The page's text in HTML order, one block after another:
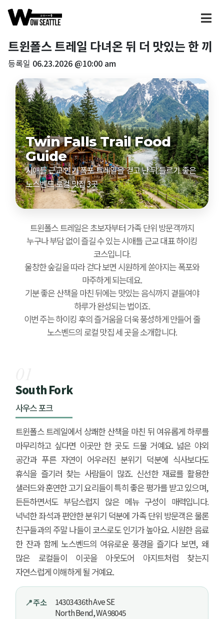
트윈폴스 트레일 다녀온 뒤 더 맛있는 한 끼
등록일 06.23.2026 @10:00 am
Twin Falls Trail Food
Guide
시애틀 근교 인기 폭포 트레일을 걷고 난 뒤 들르기 좋은
노스벤드 로컬 맛집 3곳
트윈폴스 트레일은 초보자부터 가족 단위 방문객까지
누구나 부담 없이 즐길 수 있는 시애틀 근교 대표 하이킹
코스입니다.
울창한 숲길을 따라 걷다 보면 시원하게 쏟아지는 폭포와
마주하게 되는데요.
기분 좋은 산책을 마친 뒤에는 맛있는 음식까지 곁들여야
하루가 완성되는 법이죠.
이번 주는 하이킹 후의 즐거움을 더욱 풍성하게 만들어 줄
노스벤드의 로컬 맛집 세 곳을 소개합니다.
South Fork
사우스 포크
트윈폴스 트레일에서 상쾌한 산책을 마친 뒤 여유롭게 하루를
마무리하고 싶다면 이곳만 한 곳도 드물 거예요. 넓은 야외
공간과 푸른 자연이 어우러진 분위기 덕분에 식사보다도
휴식을 즐기러 찾는 사람들이 많죠. 신선한 재료를 활용한
샐러드와 훈연한 고기 요리들이 특히 좋은 평가를 받고 있으며,
든든하면서도 부담스럽지 않은 메뉴 구성이 매력입니다.
넉넉한 좌석과 편안한 분위기 덕분에 가족 단위 방문객은 물론
친구들과의 주말 나들이 코스로도 인기가 높아요. 시원한 음료
한 잔과 함께 노스벤드의 여유로운 풍경을 즐기다 보면, 왜
많은 로컬들이 이곳을 아웃도어 아지트처럼 찾는지
자연스럽게 이해하게 될 거예요.
📍 주소
14303 436th Ave SE
North Bend, WA 98045